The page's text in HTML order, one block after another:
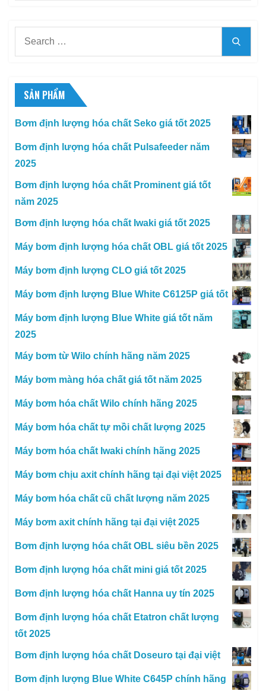
SẢN PHẨM
Bơm định lượng hóa chất Seko giá tốt 2025
Bơm định lượng hóa chất Pulsafeeder năm
2025
Bơm định lượng hóa chất Prominent giá tốt
năm 2025
Bơm định lượng hóa chất Iwaki giá tốt 2025
Máy bơm định lượng hóa chất OBL giá tốt 2025
Máy bơm định lượng CLO giá tốt 2025
Máy bơm định lượng Blue White C6125P giá tốt
Máy bơm định lượng Blue White giá tốt năm
2025
Máy bơm từ Wilo chính hãng năm 2025
Máy bơm màng hóa chất giá tốt năm 2025
Máy bơm hóa chất Wilo chính hãng 2025
Máy bơm hóa chất tự mồi chất lượng 2025
Máy bơm hóa chất Iwaki chính hãng 2025
Máy bơm chịu axit chính hãng tại đại việt 2025
Máy bơm hóa chất cũ chất lượng năm 2025
Máy bơm axit chính hãng tại đại việt 2025
Bơm định lượng hóa chất OBL siêu bền 2025
Bơm định lượng hóa chất mini giá tốt 2025
Bơm định lượng hóa chất Hanna uy tín 2025
Bơm định lượng hóa chất Etatron chất lượng
tốt 2025
Bơm định lượng hóa chất Doseuro tại đại việt
Bơm định lượng Blue White C645P chính hãng